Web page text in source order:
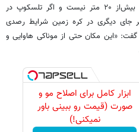
متوجه شدند ضخامت این لایه وارون بیش‌از ۲۰ متر نیست و اگر تلسکوپ در
جای دیگری در کره زمین شرایط رصدی
«این مکان حتی از موناکی هاوایی و
ابزار کامل برای اصلاح مو و
صورت (قیمت رو ببینی باور
نمیکنی!)